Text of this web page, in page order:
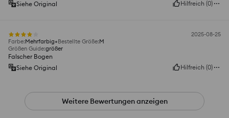
Siehe Original
Hilfreich (0)
2025-08-25
Farbe:Mehrfarbig Bestellte Größe:M
Größen Guide:größer
Falscher Bogen
Siehe Original
Hilfreich (0)
Weitere Bewertungen anzeigen